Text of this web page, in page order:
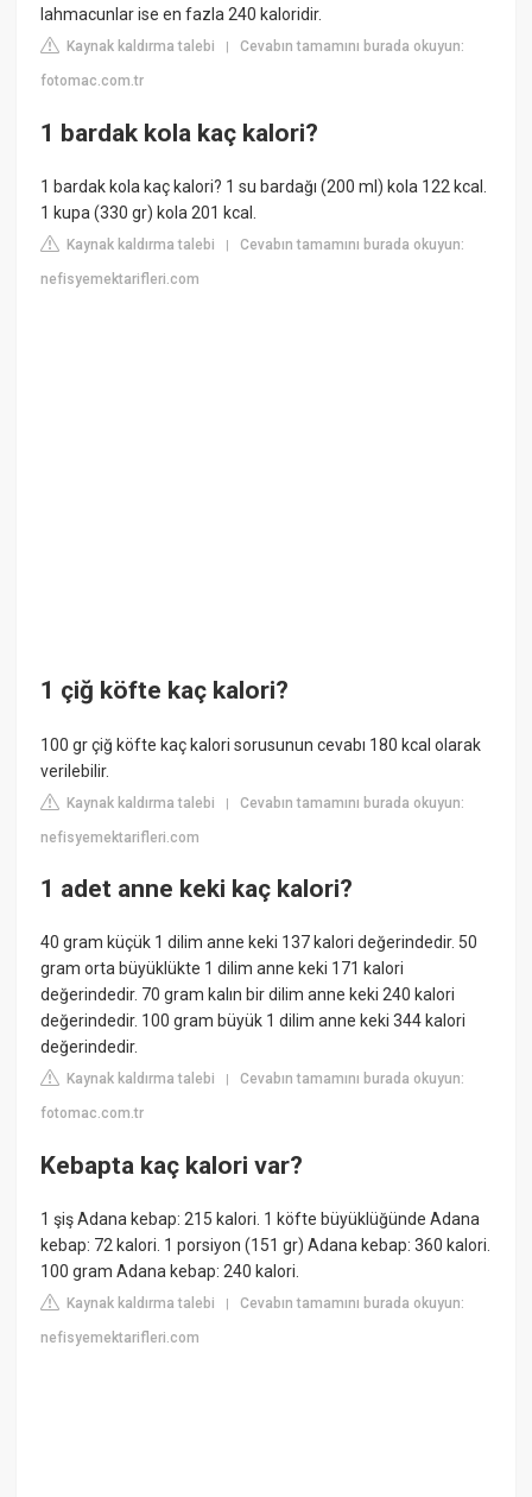
lahmacunlar ise en fazla 240 kaloridir.
Kaynak kaldırma talebi |Cevabın tamamını burada okuyun:
fotomac.com.tr
1 bardak kola kaç kalori?
1 bardak kola kaç kalori? 1 su bardağı (200 ml) kola 122 kcal.
1 kupa (330 gr) kola 201 kcal.
Kaynak kaldırma talebi |Cevabın tamamını burada okuyun:
nefisyemektarifleri.com
1 çiğ köfte kaç kalori?
100 gr çiğ köfte kaç kalori sorusunun cevabı 180 kcal olarak
verilebilir.
Kaynak kaldırma talebi |Cevabın tamamını burada okuyun:
nefisyemektarifleri.com
1 adet anne keki kaç kalori?
40 gram küçük 1 dilim anne keki 137 kalori değerindedir. 50
gram orta büyüklükte 1 dilim anne keki 171 kalori
değerindedir. 70 gram kalın bir dilim anne keki 240 kalori
değerindedir. 100 gram büyük 1 dilim anne keki 344 kalori
değerindedir.
Kaynak kaldırma talebi |Cevabın tamamını burada okuyun:
fotomac.com.tr
Kebapta kaç kalori var?
1 şiş Adana kebap: 215 kalori. 1 köfte büyüklüğünde Adana
kebap: 72 kalori. 1 porsiyon (151 gr) Adana kebap: 360 kalori.
100 gram Adana kebap: 240 kalori.
Kaynak kaldırma talebi |Cevabın tamamını burada okuyun:
nefisyemektarifleri.com